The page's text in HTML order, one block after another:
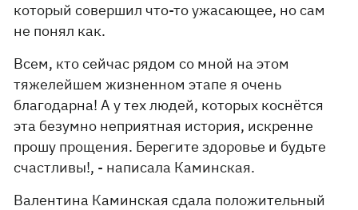
который совершил что-то ужасающее, но сам
не понял как.
Всем, кто сейчас рядом со мной на этом
тяжелейшем жизненном этапе я очень
благодарна! А у тех людей, которых коснётся
эта безумно неприятная история, искренне
прошу прощения. Берегите здоровье и будьте
счастливы!, - написала Каминская.
Валентина Каминская сдала положительный